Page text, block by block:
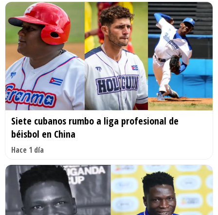
Siete cubanos rumbo a liga profesional de
béisbol en China
Hace 1 día